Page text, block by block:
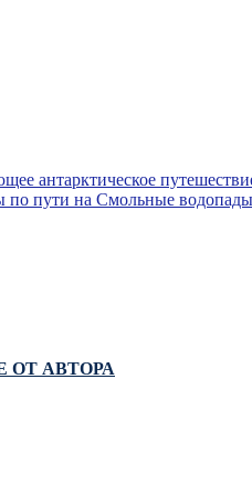
антарктическое
по пути на Смольные водопады
ОТ АВТОРА